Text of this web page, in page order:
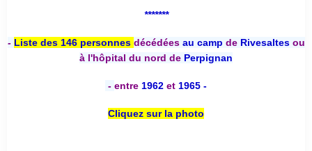
*******
- Liste des 146 personnes décédées au camp deRivesaltesou
à l'hôpital du nord de Perpignan
- entre 1962 et 1965 -
Cliquez sur la photo